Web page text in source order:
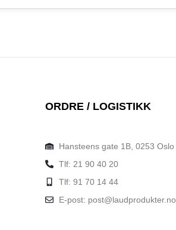
ORDRE / LOGISTIKK
Hansteens gate 1B, 0253 Oslo
Tlf: 21 90 40 20
Tlf: 91 70 14 44
E-post: post@laudprodukter.no